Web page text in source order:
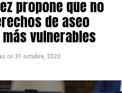
propone que no
de aseo
vulnerables
on 31 octubre, 2023